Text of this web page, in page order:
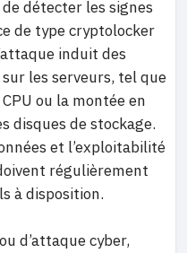
détecter les signes
de type cryptolocker
induit des
les serveurs, tel que
ou la montée en
disques de stockage.
et l’exploitabilité
régulièrement
à disposition.
d’attaque cyber,